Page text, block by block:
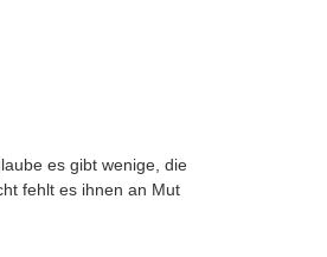
es gibt wenige, die
fehlt es ihnen an Mut